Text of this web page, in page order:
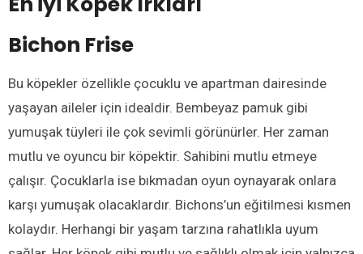
Bichon Frise
Bu köpekler özellikle çocuklu ve apartman dairesinde
yaşayan aileler için idealdir. Bembeyaz pamuk gibi
yumuşak tüyleri ile çok sevimli görünürler. Her zaman
mutlu ve oyuncu bir köpektir. Sahibini mutlu etmeye
çalışır. Çocuklarla ise bıkmadan oyun oynayarak onlara
karşı yumuşak olacaklardır. Bichons’un eğitilmesi kısmen
kolaydır. Herhangi bir yaşam tarzına rahatlıkla uyum